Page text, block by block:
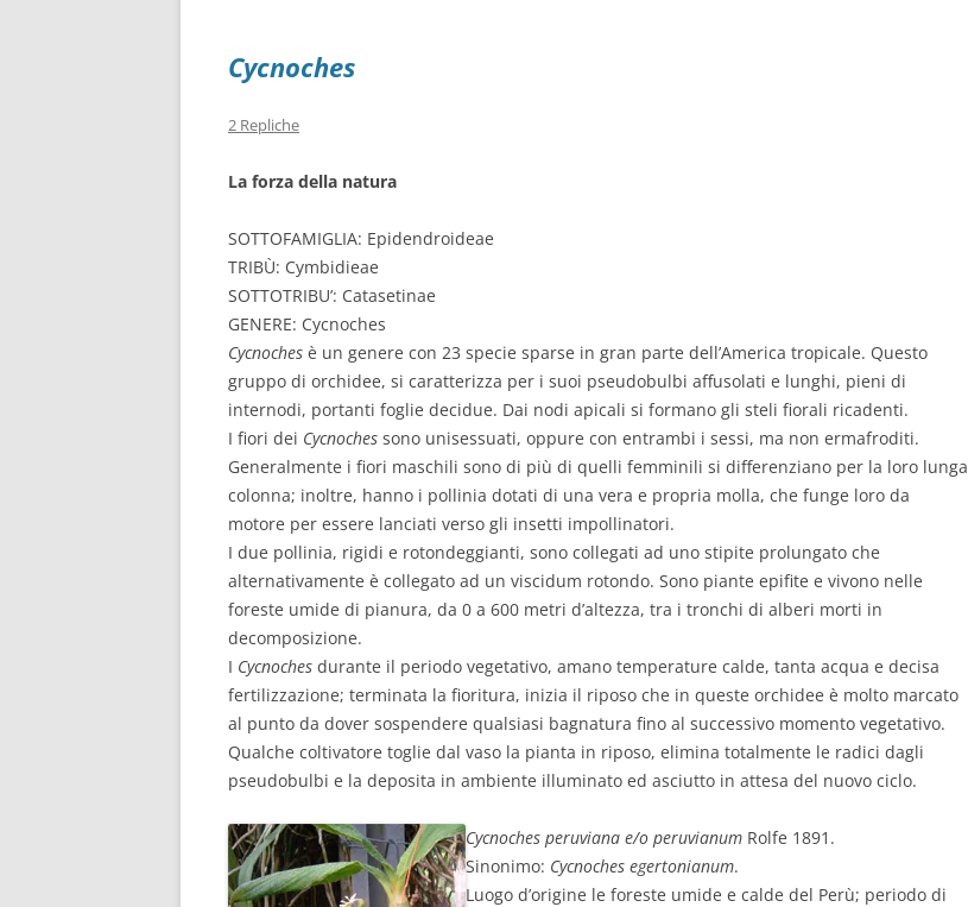
Cycnoches
2 Repliche
La forza della natura
SOTTOFAMIGLIA: Epidendroideae
TRIBÙ: Cymbidieae
SOTTOTRIBU’: Catasetinae
GENERE: Cycnoches
Cycnoches è un genere con 23 specie sparse in gran parte dell’America tropicale. Questo
gruppo di orchidee, si caratterizza per i suoi pseudobulbi affusolati e lunghi, pieni di
internodi, portanti foglie decidue. Dai nodi apicali si formano gli steli fiorali ricadenti.
I fiori dei Cycnoches sono unisessuati, oppure con entrambi i sessi, ma non ermafroditi.
Generalmente i fiori maschili sono di più di quelli femminili si differenziano per la loro lunga
colonna; inoltre, hanno i pollinia dotati di una vera e propria molla, che funge loro da
motore per essere lanciati verso gli insetti impollinatori.
I due pollinia, rigidi e rotondeggianti, sono collegati ad uno stipite prolungato che
alternativamente è collegato ad un viscidum rotondo. Sono piante epifite e vivono nelle
foreste umide di pianura, da 0 a 600 metri d’altezza, tra i tronchi di alberi morti in
decomposizione.
I Cycnoches durante il periodo vegetativo, amano temperature calde, tanta acqua e decisa
fertilizzazione; terminata la fioritura, inizia il riposo che in queste orchidee è molto marcato
al punto da dover sospendere qualsiasi bagnatura fino al successivo momento vegetativo.
Qualche coltivatore toglie dal vaso la pianta in riposo, elimina totalmente le radici dagli
pseudobulbi e la deposita in ambiente illuminato ed asciutto in attesa del nuovo ciclo.
Cycnoches peruviana e/o peruvianum Rolfe 1891.
Sinonimo: Cycnoches egertonianum.
Luogo d’origine le foreste umide e calde del Perù; periodo di